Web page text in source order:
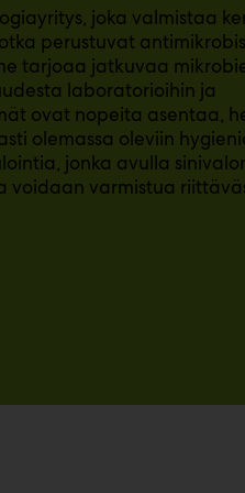
joka valmistaa
perustuvat
tarjoaa jatkuvaa
laboratorioihin ja
ovat nopeita asentaa,
olemassa oleviin
jonka avulla
voidaan varmistua